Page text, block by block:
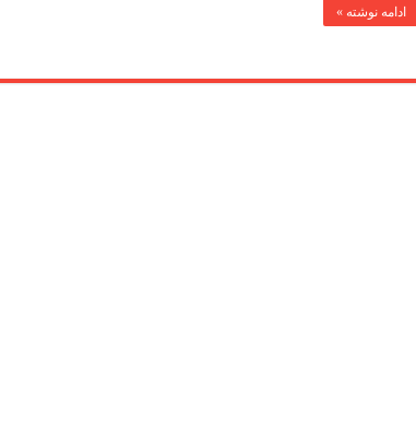
ادامه نوشته »